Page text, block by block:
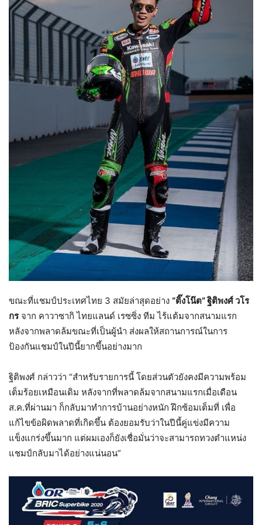
ขณะที่แชมป์ประเทศไทย 3 สมัยล่าสุดอย่าง “ติ๊งโน๊ต” ฐิติพงศ์ วโร
กรจาก คาวาซากิ ไทยแลนด์ เรซซิ่ง ทีม ไร้แต้มจากสนามแรก
หลังจากพลาดล้มขณะที่เป็นผู้นำ ส่งผลให้สถานการณ์ในการ
ป้องกันแชมป์ในปีนี้ยากขึ้นอย่างมาก
ฐิติพงศ์ กล่าวว่า “สำหรับรายการนี้ โดยส่วนตัวยังคงมีความพร้อม
เต็มร้อยเหมือนเดิม หลังจากที่พลาดล้มจากสนามแรกเมื่อเดือน
ส.ค.ที่ผ่านมา ก็กลับมาทำการบ้านอย่างหนัก ฝึกซ้อมเต็มที่ เพื่อ
แก้ไขข้อผิดพลาดที่เกิดขึ้น ต้องยอมรับว่าในปีนี้คู่แข่งมีความ
แข็งแกร่งขึ้นมาก แต่ผมเองก็ยังเชื่อมั่นว่าจะสามารถทวงตำแหน่ง
แชมป์กลับมาได้อย่างแน่นอน”